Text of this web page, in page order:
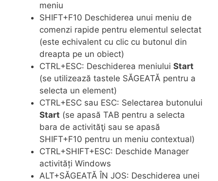
meniu
SHIFT+F10 Deschiderea unui meniu de
comenzi rapide pentru elementul selectat
(este echivalent cu clic cu butonul din
dreapta pe un obiect)
CTRL+ESC: Deschiderea meniului Start
(se utilizează tastele SĂGEATĂ pentru a
selecta un element)
CTRL+ESC sau ESC: Selectarea butonului
Start (se apasă TAB pentru a selecta
bara de activităţi sau se apasă
SHIFT+F10 pentru un meniu contextual)
CTRL+SHIFT+ESC: Deschide Manager
activități Windows
ALT+SĂGEATĂ ÎN JOS: Deschiderea unei